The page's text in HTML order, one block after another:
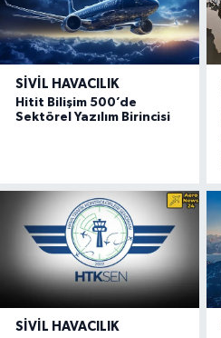
SIVIL HAVACILIK
Hitit Bilişim 500’de
Sektörel Yazılım Birincisi
SIVIL HAVACILIK